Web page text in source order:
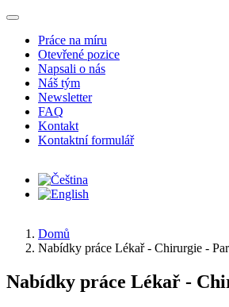
Přejít k hlavnímu obsahu
Práce na míru
Otevřené pozice
Napsali o nás
Náš tým
Newsletter
FAQ
Kontakt
Kontaktní formulář
Domů
Nabídky práce Lékař - Chirurgie -
Nabídky práce Lékař -